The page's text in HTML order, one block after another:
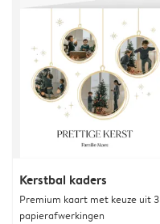
Kerstbal kaders
Premium kaart met keuze uit 3
papierafwerkingen